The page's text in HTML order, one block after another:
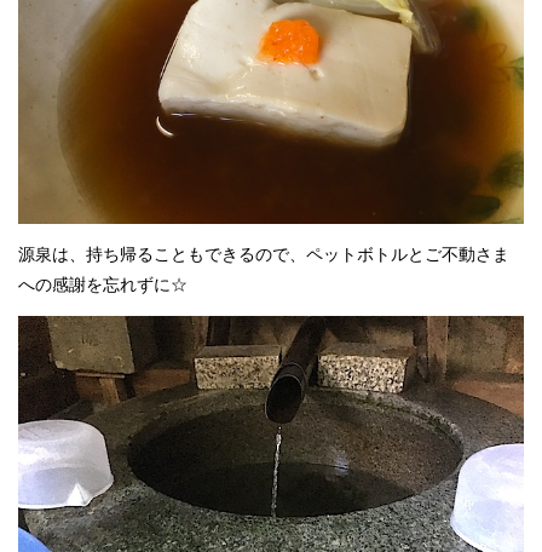
源泉は、持ち帰ることもできるので、ペットボトルとご不動さま
への感謝を忘れずに☆